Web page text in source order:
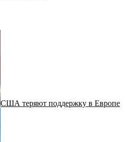
США теряют поддержку в Европе